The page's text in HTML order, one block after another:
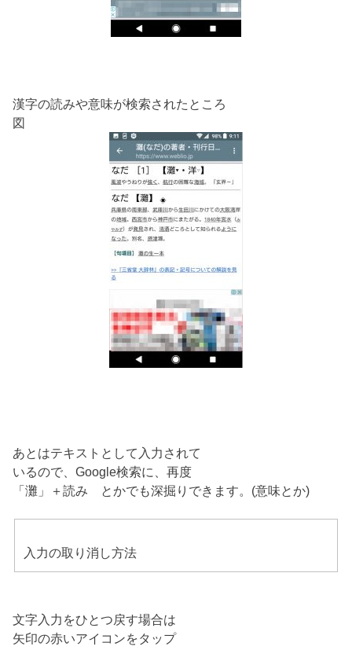
漢字の読みや意味が検索されたところ
図
あとはテキストとして入力されて
いるので、Google検索に、再度
「灘」＋読み とかでも深掘りできます。(意味とか)
入力の取り消し方法
文字入力をひとつ戻す場合は
矢印の赤いアイコンをタップ